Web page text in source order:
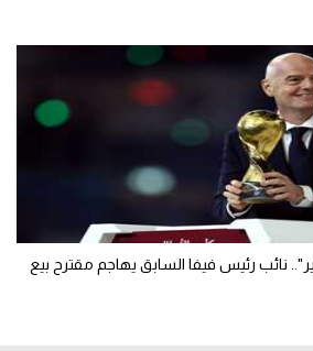
نائب رئيس فيفا السابق يهاجم مقترح بيع